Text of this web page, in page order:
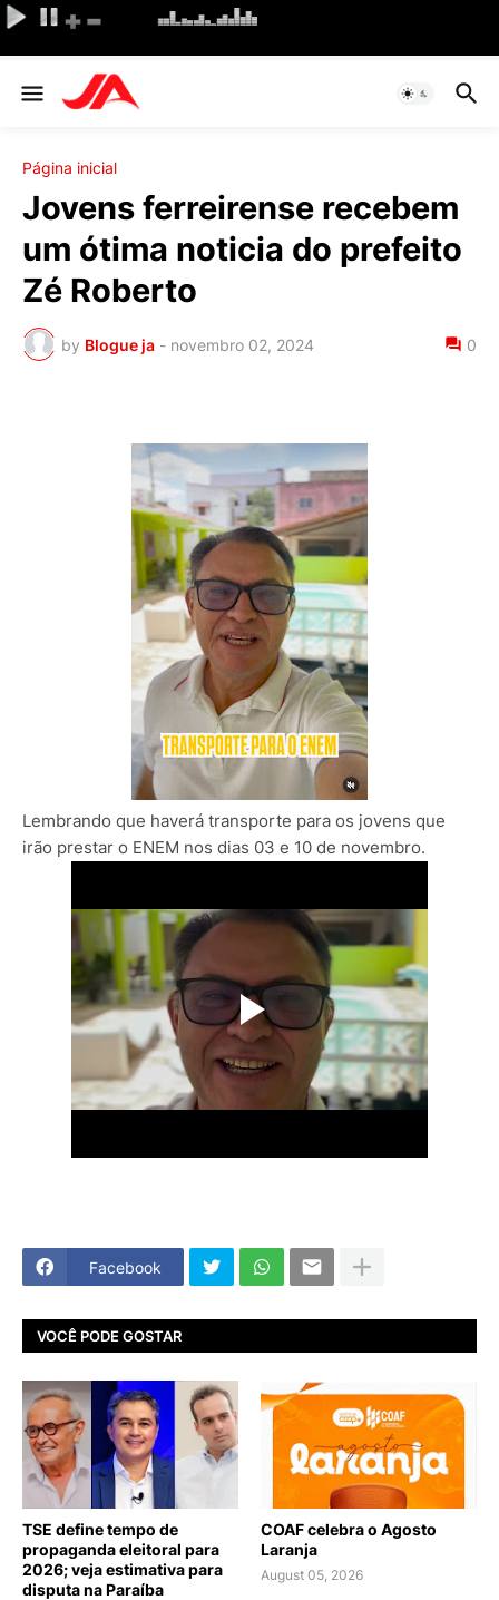
Página inicial
Jovens ferreirense recebem
um ótima noticia do prefeito
Zé Roberto
by Blogue ja - novembro 02, 2024 0
Lembrando que haverá transporte para os jovens que
irão prestar o ENEM nos dias 03 e 10 de novembro.
Facebook
VOCÊ PODE GOSTAR
TSE define tempo de
propaganda eleitoral para
2026; veja estimativa para
disputa na Paraíba
COAF celebra o Agosto
Laranja
August 05, 2026